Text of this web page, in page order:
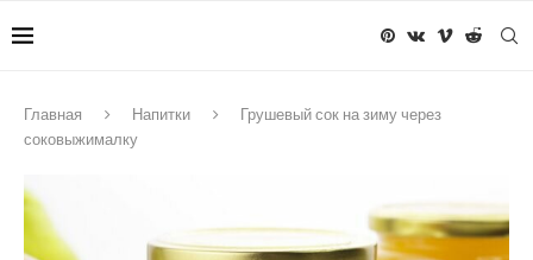
Главная Напитки
Грушевый сок на зиму через
соковыжималку